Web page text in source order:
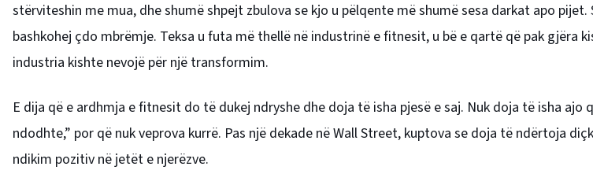
stërviteshin me mua, dhe shumë shpejt zbulova se kjo u pëlqente më shumë sesa darkat apo pijet.
bashkohej çdo mbrëmje. Teksa u futa më thellë në industrinë e fitnesit, u bë e qartë që pak gjëra
industria kishte nevojë për një transformim.
E dija që e ardhmja e fitnesit do të dukej ndryshe dhe doja të isha pjesë e saj. Nuk doja të isha ajo
ndodhte,” por që nuk veprova kurrë. Pas një dekade në Wall Street, kuptova se doja të ndërtoja
ndikim pozitiv në jetët e njerëzve.